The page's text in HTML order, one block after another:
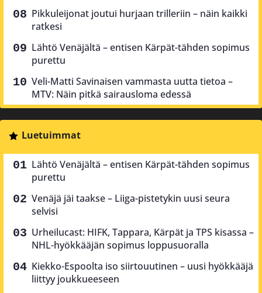
Pikkuleijonat joutui hurjaan trilleriin – näin kaikki
ratkesi
Lähtö Venäjältä – entisen Kärpät-tähden sopimus
purettu
Veli-Matti Savinaisen vammasta uutta tietoa –
MTV: Näin pitkä sairausloma edessä
Luetuimmat
Lähtö Venäjältä – entisen Kärpät-tähden sopimus
purettu
Venäjä jäi taakse – Liiga-pistetykin uusi seura
selvisi
Urheilucast: HIFK, Tappara, Kärpät ja TPS kisassa –
NHL-hyökkääjän sopimus loppusuoralla
Kiekko-Espoolta iso siirtouutinen – uusi hyökkääjä
liittyy joukkueeseen